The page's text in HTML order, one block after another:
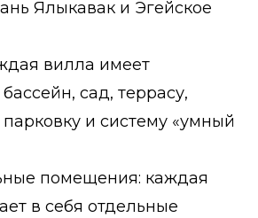
Ялыкавак и Эгейское
вилла имеет
сад, террасу,
и систему «умный
помещения: каждая
в себя отдельные